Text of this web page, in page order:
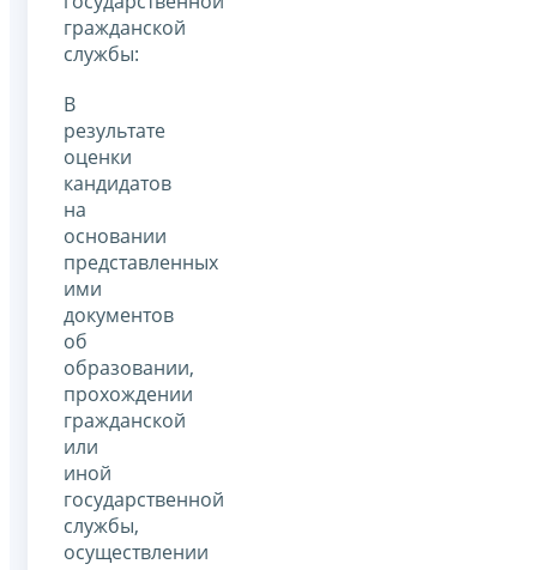
гражданской
службы:
В
результате
оценки
кандидатов
на
основании
представленных
ими
документов
об
образовании,
прохождении
гражданской
или
иной
государственной
службы,
осуществлении